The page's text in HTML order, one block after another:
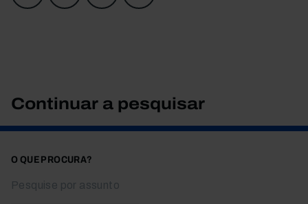
Continuar a pesquisar
O QUE PROCURA?